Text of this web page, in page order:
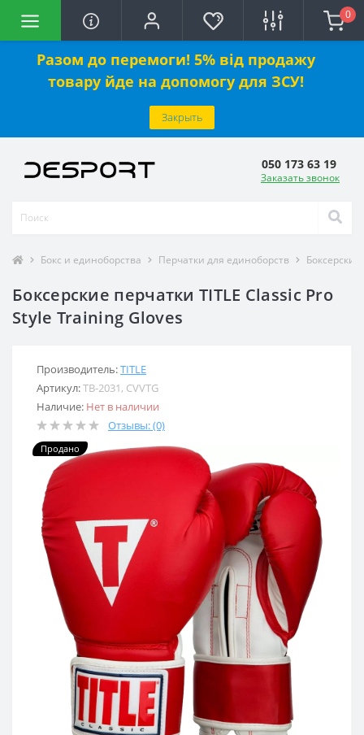
Разом до перемоги! 5% від продажу
товару йде на допомогу для ЗСУ!
Закрыть
0
050 173 63 19
Заказать звонок
Бокс и единоборства Перчатки для единоборств
Боксерские перчатки TITLE Classic Pro
Style Training Gloves
Производитель:TITLE
Артикул:TB-2031, CVVTG
Наличие: Нет в наличии
Отзывы: (0)
Продано